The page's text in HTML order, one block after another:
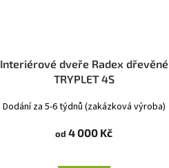
Interiérové dveře Radex dřevěné
TRYPLET 4S
Dodání za 5-6 týdnů (zakázková výroba)
od 4 000 Kč